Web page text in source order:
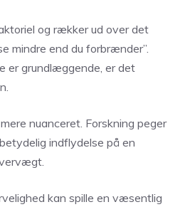
og rækker ud over det
mindre end du forbrænder”.
er grundlæggende, er det
nuanceret. Forskning peger
indflydelse på en
kan spille en væsentlig